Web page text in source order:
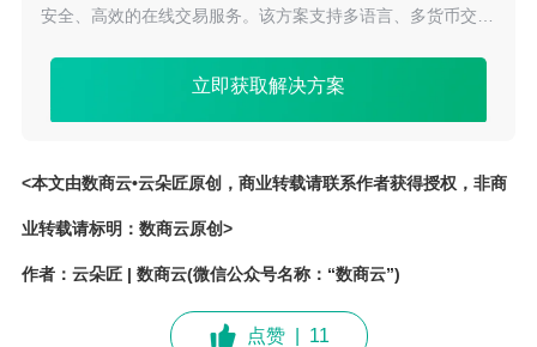
安全、高效的在线交易服务。该方案支持多语言、多货币交
高效配置。
立即获取解决方案
<本文由数商云•云朵匠原创，商业转载请联系作者获得授权，非商
业转载请标明：数商云原创>
作者：云朵匠 | 数商云(微信公众号名称：“数商云”)
点赞 11